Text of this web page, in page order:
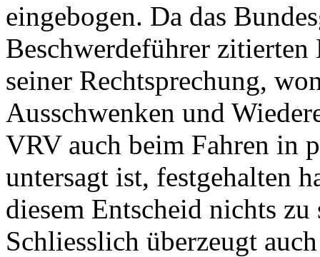
eingebogen. Da das
Beschwerdeführer
seiner Rechtsprechung,
Ausschwenken und
VRVauch beim Fahren in
untersagt ist, festgehalten
diesem Entscheid nichts
Schliesslich überzeugt